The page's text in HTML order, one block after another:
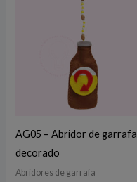
AG05 – Abridor de garrafa
decorado
Abridores de garrafa